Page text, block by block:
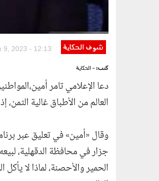
شوف الحكاية 9, 2023 - 12:13
كتب:- الحكاية
دعا الإعلامي تامر
العالم من الأطباق غالية
وقال «أمين» في تعليق عبر
جزار في محافظة الدقهلية،
الحمير والأحصنة، لماذا لا